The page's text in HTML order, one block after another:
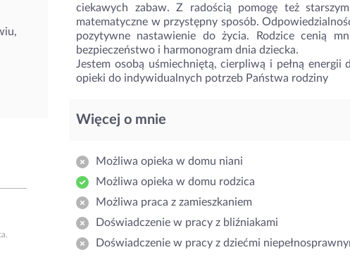
ciekawych zabaw. Z radością pomogę też
matematyczne w przystępny sposób.
pozytywne nastawienie do życia. Rodzice cenią
bezpieczeństwo i harmonogram dnia dziecka.
Jestem osobą uśmiechniętą, cierpliwą i pełną energii
opieki do indywidualnych potrzeb Państwa rodziny
Więcej o mnie
Możliwa opieka w domu niani
Możliwa opieka w domu rodzica
Możliwa praca z zamieszkaniem
Doświadczenie w pracy z bliźniakami
Doświadczenie w pracy z dziećmi